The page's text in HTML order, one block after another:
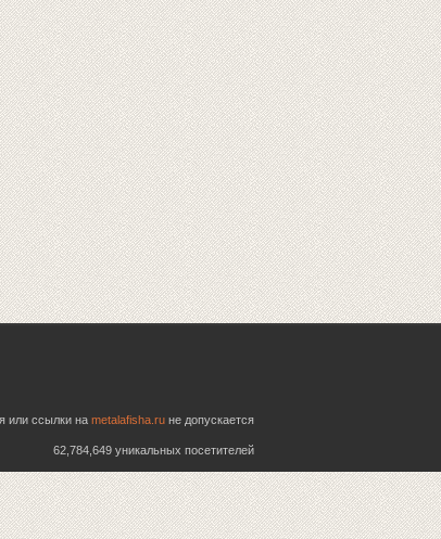
или ссылки на metalafisha.ru не допускается
62,784,649 уникальных посетителей